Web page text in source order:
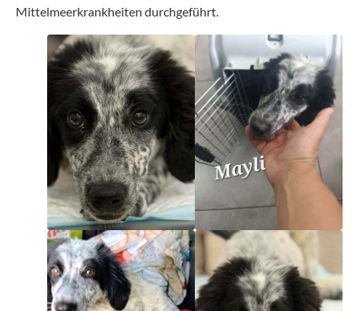
Mittelmeerkrankheiten durchgeführt.